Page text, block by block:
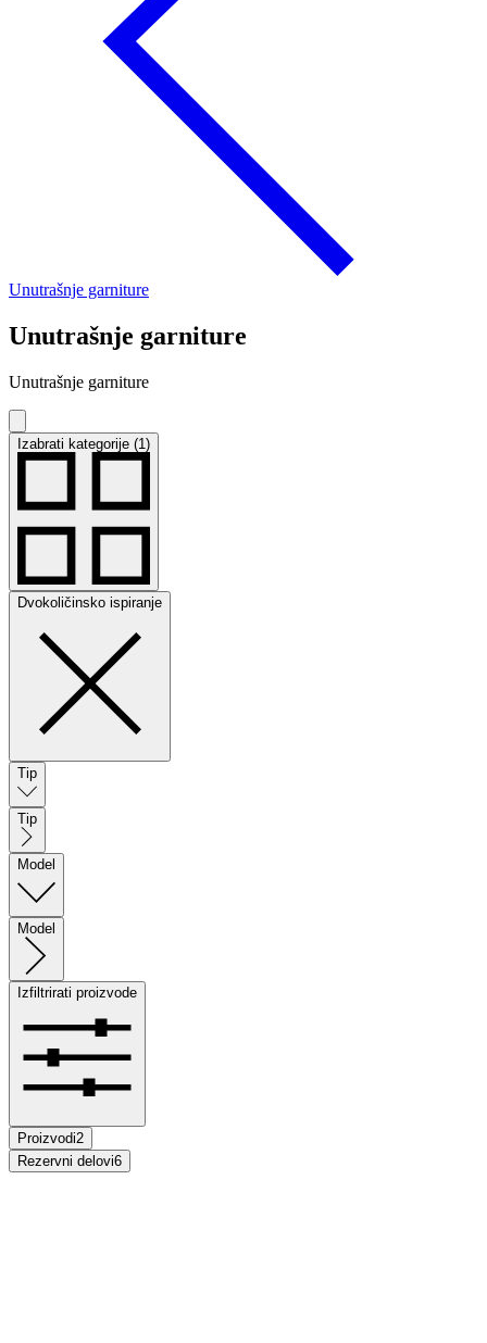
Unutrašnje garniture
Unutrašnje garniture
Unutrašnje garniture
Izabrati kategorije (1)
Dvokoličinsko ispiranje
Tip
Tip
Model
Model
Izfiltrirati proizvode
Proizvodi2
Rezervni delovi6